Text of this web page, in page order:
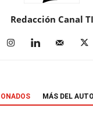
Redacción Canal TI
MÁS DEL